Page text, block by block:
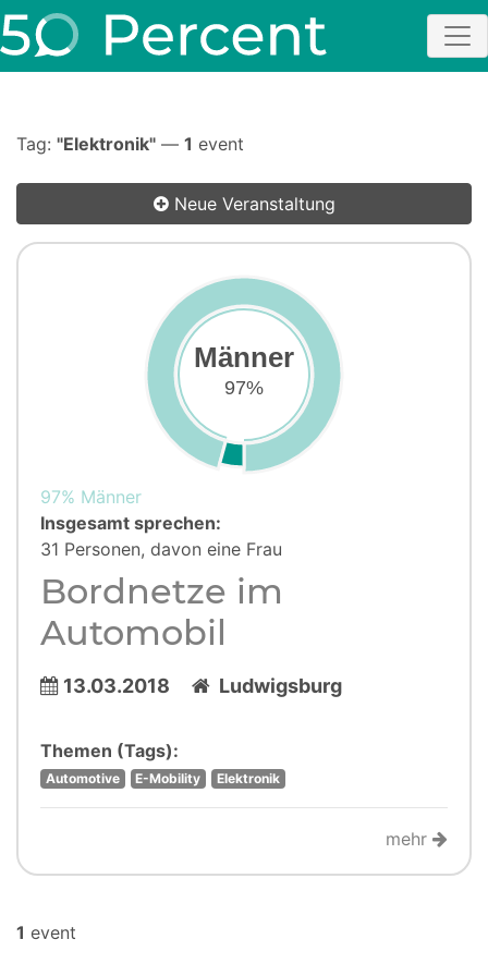
Tag: "Elektronik" — 1 event
Neue Veranstaltung
Männer
97%
97% Männer
Insgesamt sprechen:
31 Personen, davon eine Frau
Bordnetze im
Automobil
13.03.2018 Ludwigsburg
Themen (Tags):
Automotive E-Mobility Elektronik
mehr
1 event